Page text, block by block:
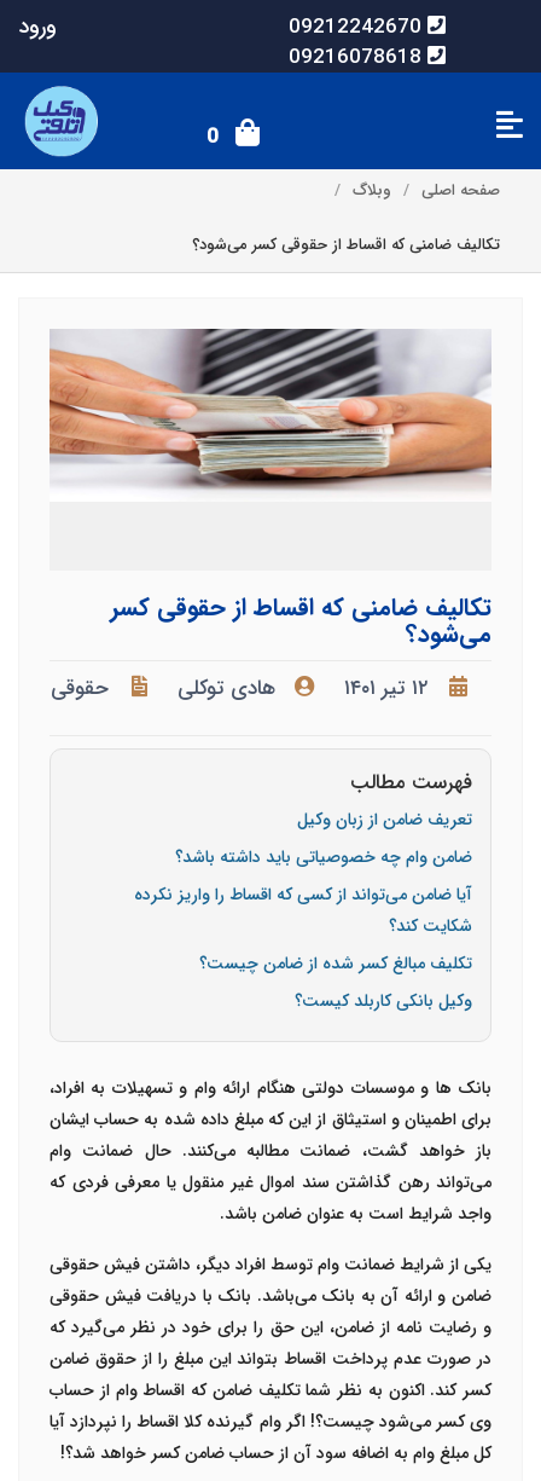
09212242670
09216078618
ورود
0
صفحه اصلی وبلاگ
تکالیف ضامنی که اقساط از حقوقی کسر می‌شود؟
تکالیف ضامنی که اقساط از حقوقی کسر
می‌شود؟
۱۲ تیر ۱۴۰۱ هادی توکلی حقوقی
فهرست مطالب
تعریف ضامن از زبان وکیل
ضامن وام چه خصوصیاتی باید داشته باشد؟
آیا ضامن می‌تواند از کسی که اقساط را واریز نکرده
شکایت کند؟
تکلیف مبالغ کسر شده از ضامن چیست؟
وکیل بانکی کاربلد کیست؟
بانک ها و موسسات دولتی هنگام ارائه وام و تسهیلات به افراد،
برای اطمینان و استیثاق از این که مبلغ داده شده به حساب ایشان
باز خواهد گشت، ضمانت مطالبه می‌کنند. حال ضمانت وام
می‌تواند رهن گذاشتن سند اموال غیر منقول یا معرفی فردی که
واجد شرایط است به عنوان ضامن باشد.
یکی از شرایطضمانت وامتوسط افراد دیگر، داشتن فیش حقوقی
ضامن و ارائه آن به بانک می‌باشد. بانک با دریافت فیش حقوقی
و رضایت نامه از ضامن، این حق را برای خود در نظر می‌گیرد که
در صورت عدم پرداخت اقساط بتواند این مبلغ را از حقوق ضامن
کسر کند. اکنون به نظر شما تکلیف ضامن که اقساط وام از حساب
وی کسر می‌شود چیست؟! اگر وام گیرنده کلا اقساط را نپردازد آیا
کل مبلغ وام به اضافه سود آن از حساب ضامن کسر خواهد شد؟!